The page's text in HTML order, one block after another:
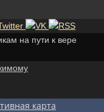
карта